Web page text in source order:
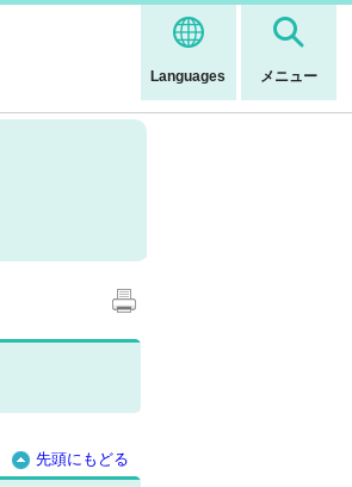
Languages メニュー
先頭にもどる